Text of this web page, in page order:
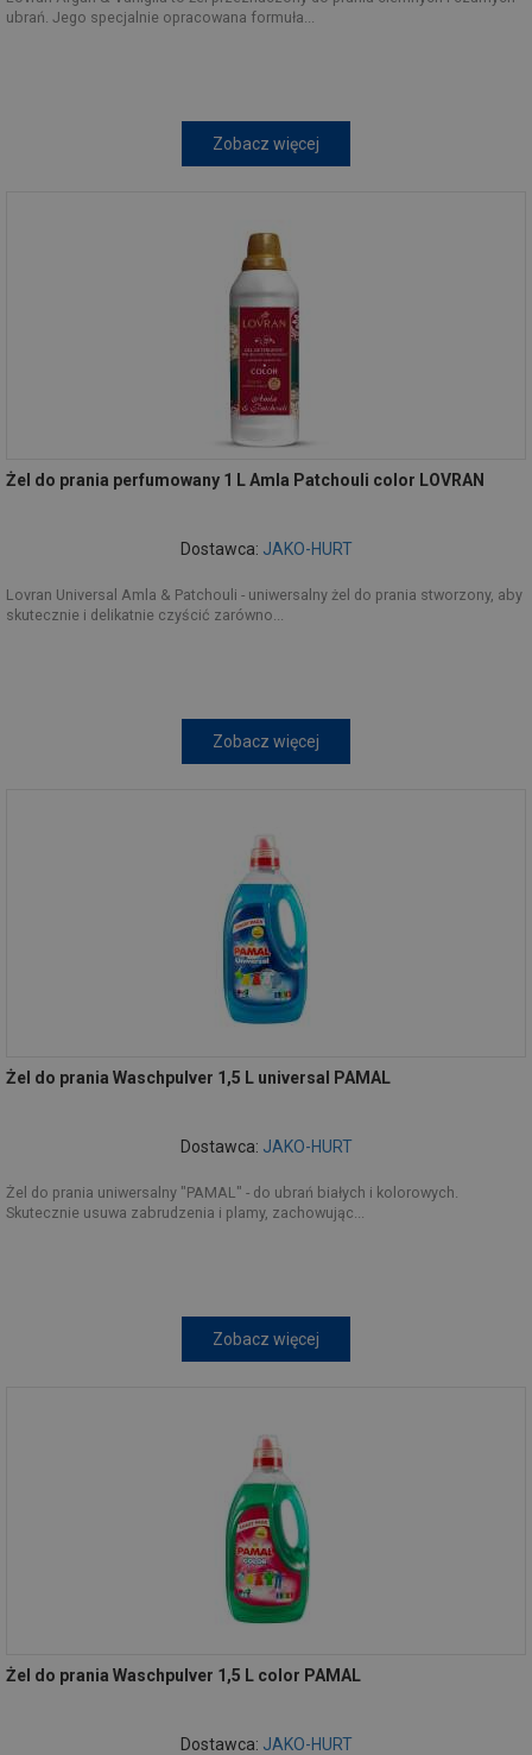
ubrań. Jego specjalnie opracowana formuła...
Zobacz więcej
Żel do prania perfumowany 1 L Amla Patchouli color LOVRAN
Dostawca: JAKO-HURT
Lovran Universal Amla & Patchouli - uniwersalny żel do prania stworzony, aby
skutecznie i delikatnie czyścić zarówno...
Zobacz więcej
Żel do prania Waschpulver 1,5 L universal PAMAL
Dostawca: JAKO-HURT
Żel do prania uniwersalny "PAMAL" - do ubrań białych i kolorowych.
Skutecznie usuwa zabrudzenia i plamy, zachowując...
Zobacz więcej
Żel do prania Waschpulver 1,5 L color PAMAL
Dostawca: JAKO-HURT